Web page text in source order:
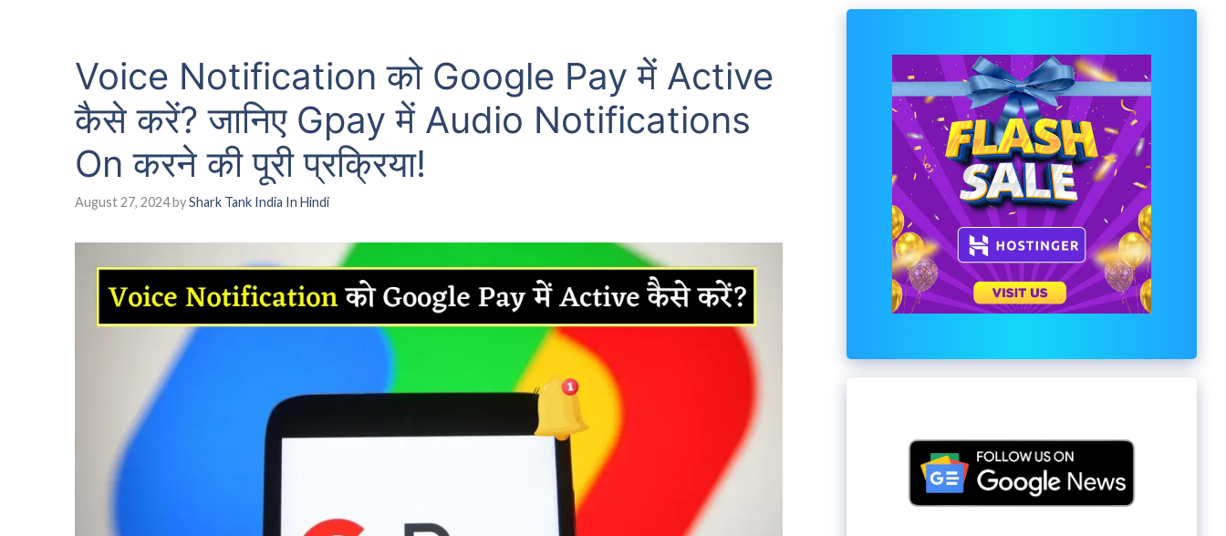
Voice Notification को Google Pay में Active
कैसे करें? जानिए Gpay में Audio Notifications
On करने की पूरी प्रक्रिया!
August 27, 2024byShark Tank India In Hindi